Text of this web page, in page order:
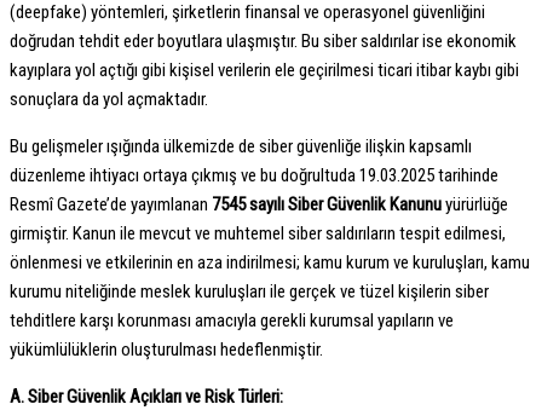
(deepfake) yöntemleri, şirketlerin finansal ve operasyonel güvenliğini
doğrudan tehdit eder boyutlara ulaşmıştır. Bu siber saldırılar ise ekonomik
kayıplara yol açtığı gibi kişisel verilerin ele geçirilmesi ticari itibar kaybı gibi
sonuçlara da yol açmaktadır.
Bu gelişmeler ışığında ülkemizde de siber güvenliğe ilişkin kapsamlı
düzenleme ihtiyacı ortaya çıkmış ve bu doğrultuda 19.03.2025 tarihinde
Resmî Gazete’de yayımlanan 7545 sayılı Siber Güvenlik Kanunuyürürlüğe
girmiştir. Kanun ile mevcut ve muhtemel siber saldırıların tespit edilmesi,
önlenmesi ve etkilerinin en aza indirilmesi; kamu kurum ve kuruluşları, kamu
kurumu niteliğinde meslek kuruluşları ile gerçek ve tüzel kişilerin siber
tehditlere karşı korunması amacıyla gerekli kurumsal yapıların ve
yükümlülüklerin oluşturulması hedeflenmiştir.
A. Siber Güvenlik Açıkları ve Risk Türleri: